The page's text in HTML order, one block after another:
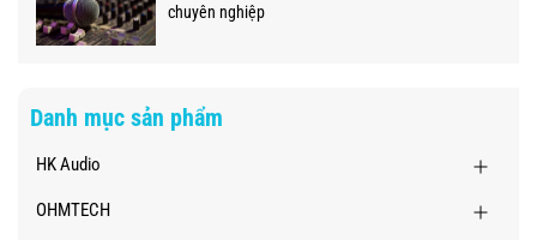
chuyên nghiệp
Danh mục sản phẩm
HK Audio
OHMTECH